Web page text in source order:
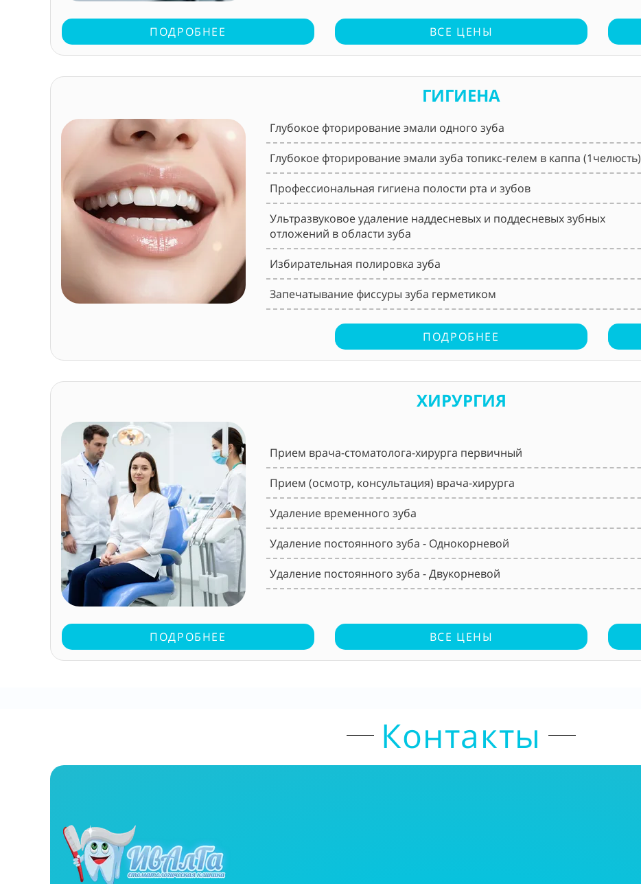
ПОДРОБНЕЕ ВСЕ ЦЕНЫ
ГИГИЕНА
Глубокое фторирование эмали одного зуба
Глубокое фторирование эмали зуба топикс-гелем в каппа (1челюсть)
Профессиональная гигиена полости рта и зубов
Ультразвуковое удаление наддесневых и поддесневых зубных
отложений в области зуба
Избирательная полировка зуба
Запечатывание фиссуры зуба герметиком
ПОДРОБНЕЕ
ХИРУРГИЯ
Прием врача-стоматолога-хирурга первичный
Прием (осмотр, консультация) врача-хирурга
Удаление временного зуба
Удаление постоянного зуба - Однокорневой
Удаление постоянного зуба - Двукорневой
ПОДРОБНЕЕ ВСЕ ЦЕНЫ
Контакты